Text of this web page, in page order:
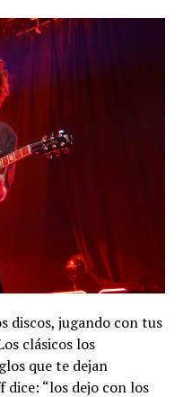
discos, jugando con tus
clásicos los
que te dejan
dice: “los dejo con los